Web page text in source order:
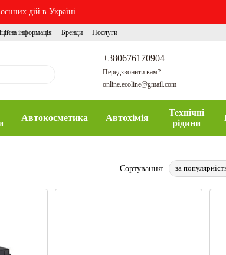
дій в Україні
інформація Бренди Послуги
+380676170904
Передзвонити вам?
online.ecoline@gmail.com
Автокосметика Автохімія
Технічні
рідини
Сортування: за